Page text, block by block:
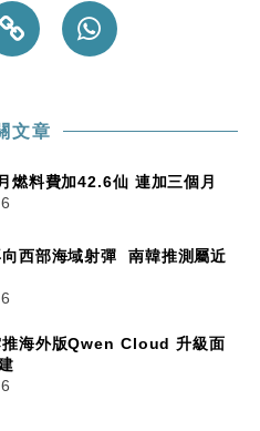
文章
燃料費加42.6仙 連加三個月
向西部海域射彈 南韓推測屬近
推海外版Qwen Cloud 升級面